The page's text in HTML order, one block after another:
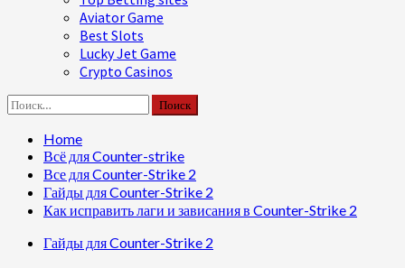
Aviator Game
Best Slots
Lucky Jet Game
Crypto Casinos
Найти:
Home
Всё для Counter-strike
Все для Counter-Strike 2
Гайды для Counter-Strike 2
Как исправить лаги и зависания в Counter-Strike 2
Гайды для Counter-Strike 2